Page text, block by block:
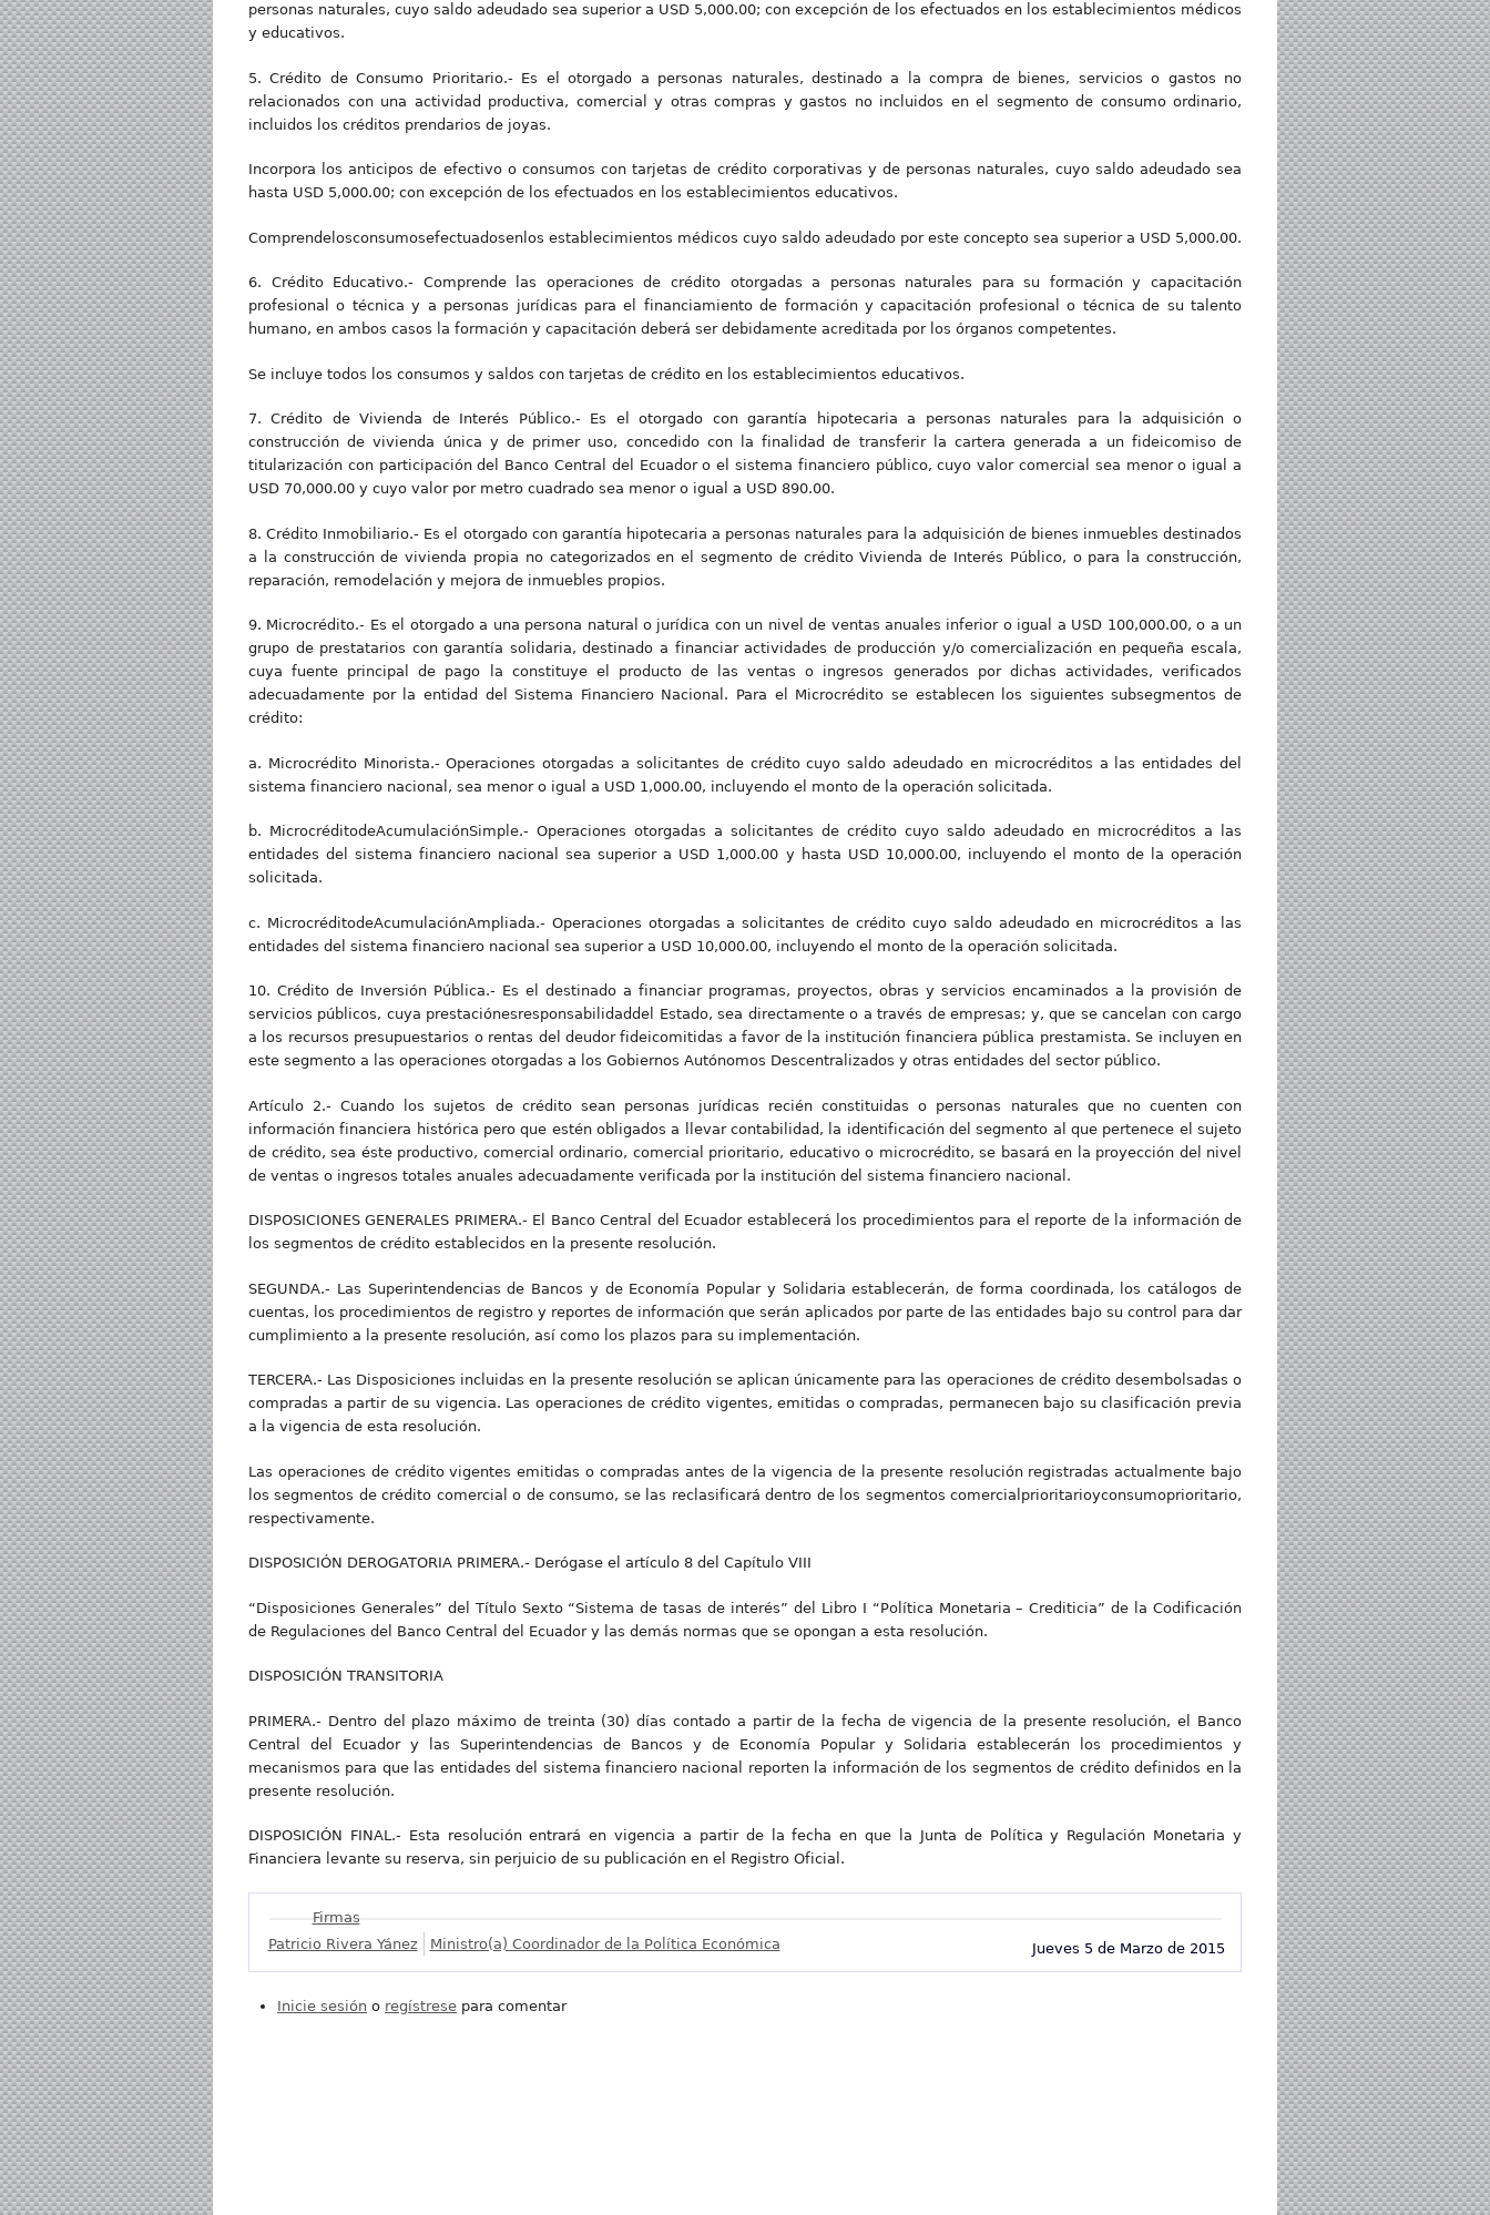
personas naturales, cuyo saldo adeudado sea superior a USD 5,000.00; con excepción de los efectuados en los establecimientos médicos
y educativos.
5. Crédito de Consumo Prioritario.- Es el otorgado a personas naturales, destinado a la compra de bienes, servicios o gastos no
relacionados con una actividad productiva, comercial y otras compras y gastos no incluidos en el segmento de consumo ordinario,
incluidos los créditos prendarios de joyas.
Incorpora los anticipos de efectivo o consumos con tarjetas de crédito corporativas y de personas naturales, cuyo saldo adeudado sea
hasta USD 5,000.00; con excepción de los efectuados en los establecimientos educativos.
Comprendelosconsumosefectuadosenlos establecimientos médicos cuyo saldo adeudado por este concepto sea superior a USD 5,000.00.
6. Crédito Educativo.- Comprende las operaciones de crédito otorgadas a personas naturales para su formación y capacitación
profesional o técnica y a personas jurídicas para el financiamiento de formación y capacitación profesional o técnica de su talento
humano, en ambos casos la formación y capacitación deberá ser debidamente acreditada por los órganos competentes.
Se incluye todos los consumos y saldos con tarjetas de crédito en los establecimientos educativos.
7. Crédito de Vivienda de Interés Público.- Es el otorgado con garantía hipotecaria a personas naturales para la adquisición o
construcción de vivienda única y de primer uso, concedido con la finalidad de transferir la cartera generada a un fideicomiso de
titularización con participación del Banco Central del Ecuador o el sistema financiero público, cuyo valor comercial sea menor o igual a
USD 70,000.00 y cuyo valor por metro cuadrado sea menor o igual a USD 890.00.
8. Crédito Inmobiliario.- Es el otorgado con garantía hipotecaria a personas naturales para la adquisición de bienes inmuebles destinados
a la construcción de vivienda propia no categorizados en el segmento de crédito Vivienda de Interés Público, o para la construcción,
reparación, remodelación y mejora de inmuebles propios.
9. Microcrédito.- Es el otorgado a una persona natural o jurídica con un nivel de ventas anuales inferior o igual a USD 100,000.00, o a un
grupo de prestatarios con garantía solidaria, destinado a financiar actividades de producción y/o comercialización en pequeña escala,
cuya fuente principal de pago la constituye el producto de las ventas o ingresos generados por dichas actividades, verificados
adecuadamente por la entidad del Sistema Financiero Nacional. Para el Microcrédito se establecen los siguientes subsegmentos de
crédito:
a. Microcrédito Minorista.- Operaciones otorgadas a solicitantes de crédito cuyo saldo adeudado en microcréditos a las entidades del
sistema financiero nacional, sea menor o igual a USD 1,000.00, incluyendo el monto de la operación solicitada.
b. MicrocréditodeAcumulaciónSimple.- Operaciones otorgadas a solicitantes de crédito cuyo saldo adeudado en microcréditos a las
entidades del sistema financiero nacional sea superior a USD 1,000.00 y hasta USD 10,000.00, incluyendo el monto de la operación
solicitada.
c. MicrocréditodeAcumulaciónAmpliada.- Operaciones otorgadas a solicitantes de crédito cuyo saldo adeudado en microcréditos a las
entidades del sistema financiero nacional sea superior a USD 10,000.00, incluyendo el monto de la operación solicitada.
10. Crédito de Inversión Pública.- Es el destinado a financiar programas, proyectos, obras y servicios encaminados a la provisión de
servicios públicos, cuya prestaciónesresponsabilidaddel Estado, sea directamente o a través de empresas; y, que se cancelan con cargo
a los recursos presupuestarios o rentas del deudor fideicomitidas a favor de la institución financiera pública prestamista. Se incluyen en
este segmento a las operaciones otorgadas a los Gobiernos Autónomos Descentralizados y otras entidades del sector público.
Artículo 2.- Cuando los sujetos de crédito sean personas jurídicas recién constituidas o personas naturales que no cuenten con
información financiera histórica pero que estén obligados a llevar contabilidad, la identificación del segmento al que pertenece el sujeto
de crédito, sea éste productivo, comercial ordinario, comercial prioritario, educativo o microcrédito, se basará en la proyección del nivel
de ventas o ingresos totales anuales adecuadamente verificada por la institución del sistema financiero nacional.
DISPOSICIONES GENERALES PRIMERA.- El Banco Central del Ecuador establecerá los procedimientos para el reporte de la información de
los segmentos de crédito establecidos en la presente resolución.
SEGUNDA.- Las Superintendencias de Bancos y de Economía Popular y Solidaria establecerán, de forma coordinada, los catálogos de
cuentas, los procedimientos de registro y reportes de información que serán aplicados por parte de las entidades bajo su control para dar
cumplimiento a la presente resolución, así como los plazos para su implementación.
TERCERA.- Las Disposiciones incluidas en la presente resolución se aplican únicamente para las operaciones de crédito desembolsadas o
compradas a partir de su vigencia. Las operaciones de crédito vigentes, emitidas o compradas, permanecen bajo su clasificación previa
a la vigencia de esta resolución.
Las operaciones de crédito vigentes emitidas o compradas antes de la vigencia de la presente resolución registradas actualmente bajo
los segmentos de crédito comercial o de consumo, se las reclasificará dentro de los segmentos comercialprioritarioyconsumoprioritario,
respectivamente.
DISPOSICIÓN DEROGATORIA PRIMERA.- Derógase el artículo 8 del Capítulo VIII
“Disposiciones Generales” del Título Sexto “Sistema de tasas de interés” del Libro I “Política Monetaria – Crediticia” de la Codificación
de Regulaciones del Banco Central del Ecuador y las demás normas que se opongan a esta resolución.
DISPOSICIÓN TRANSITORIA
PRIMERA.- Dentro del plazo máximo de treinta (30) días contado a partir de la fecha de vigencia de la presente resolución, el Banco
Central del Ecuador y las Superintendencias de Bancos y de Economía Popular y Solidaria establecerán los procedimientos y
mecanismos para que las entidades del sistema financiero nacional reporten la información de los segmentos de crédito definidos en la
presente resolución.
DISPOSICIÓN FINAL.- Esta resolución entrará en vigencia a partir de la fecha en que la Junta de Política y Regulación Monetaria y
Financiera levante su reserva, sin perjuicio de su publicación en el Registro Oficial.
Mostrar
Firmas
Jueves 5 de Marzo de 2015
Patricio Rivera Yánez Ministro(a) Coordinador de la Política Económica
Inicie sesión o regístrese para comentar